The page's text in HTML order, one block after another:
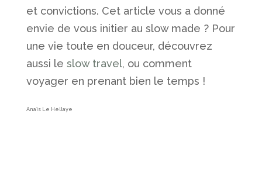
et convictions. Cet article vous a donné
envie de vous initier au slow made ? Pour
une vie toute en douceur, découvrez
aussi le slow travel, ou comment
voyager en prenant bien le temps !
Anaïs Le Hellaye